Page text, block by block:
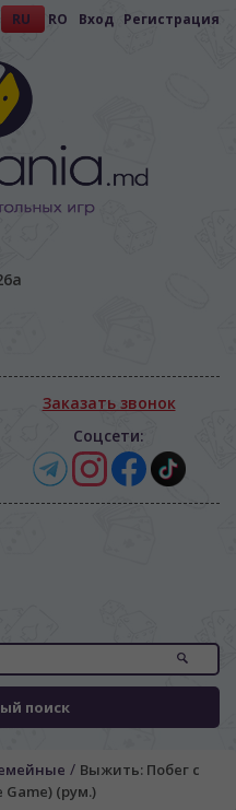
RU RO Вход Регистрация
Заказать звонок
Соцсети:
поиск
/ Выжить: Побег с
Game) (рум.)